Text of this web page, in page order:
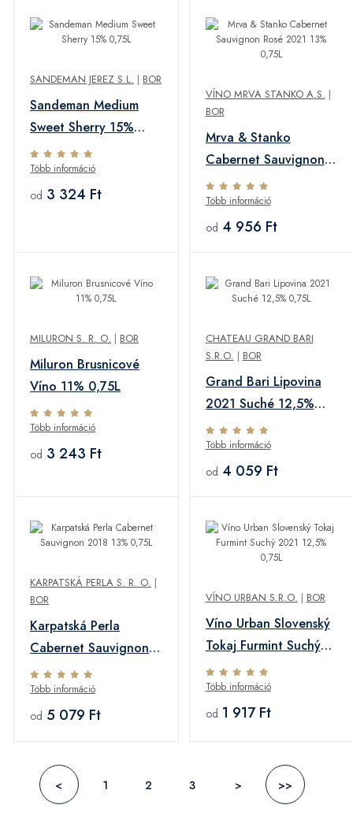
SANDEMAN JEREZ S.L. | BOR
Sandeman Medium
Sweet Sherry 15%
0,75L
Több információ
od 3 324 Ft
VÍNO MRVA STANKO A.S. |
BOR
Mrva & Stanko
Cabernet Sauvignon
Rosé 2021 13% 0,75L
Több információ
od 4 956 Ft
MILURON S. R. O. | BOR
Miluron Brusnicové
Víno 11% 0,75L
Több információ
od 3 243 Ft
CHATEAU GRAND BARI
S.R.O. | BOR
Grand Bari Lipovina
2021 Suché 12,5%
0,75L
Több információ
od 4 059 Ft
KARPATSKÁ PERLA S. R. O. |
BOR
Karpatská Perla
Cabernet Sauvignon
2018 13% 0,75L
Több információ
od 5 079 Ft
VÍNO URBAN S.R.O. | BOR
Víno Urban Slovenský
Tokaj Furmint Suchý
2021 12,5% 0,75L
Több információ
od 1 917 Ft
< 1 2 3 > >>